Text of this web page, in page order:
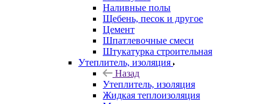
Наливные полы
Щебень, песок и другое
Цемент
Шпатлевочные смеси
Штукатурка строительная
Утеплитель, изоляция
Назад
Утеплитель, изоляция
Жидкая теплоизоляция